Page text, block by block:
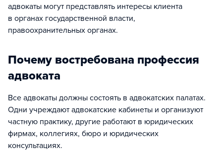
адвокаты могут представлять интересы клиента
в органах государственной власти,
правоохранительных органах.
Почему востребована профессия
адвоката
Все адвокаты должны состоять в адвокатских палатах.
Одни учреждают адвокатские кабинеты и организуют
частную практику, другие работают в юридических
фирмах, коллегиях, бюро и юридических
консультациях.